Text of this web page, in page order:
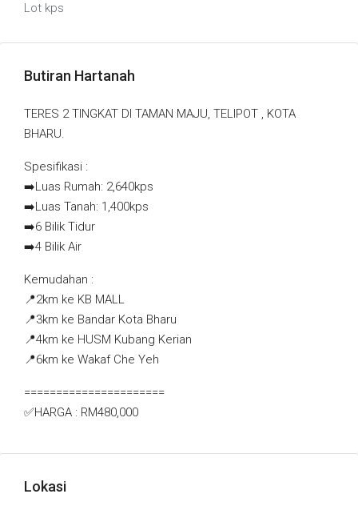
Lot kps
Butiran Hartanah
TERES 2 TINGKAT DI TAMAN MAJU, TELIPOT , KOTA
BHARU.
Spesifikasi :
➡️Luas Rumah: 2,640kps
➡️Luas Tanah: 1,400kps
➡️6 Bilik Tidur
➡️4 Bilik Air
Kemudahan :
📍2km ke KB MALL
📍3km ke Bandar Kota Bharu
📍4km ke HUSM Kubang Kerian
📍6km ke Wakaf Che Yeh
======================
✅HARGA : RM480,000
Lokasi